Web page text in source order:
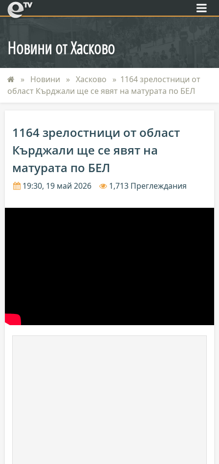
eTV
Новини от Хасково
Новини Хасково
1164 зрелостници от
област Кърджали ще се явят на матурата по БЕЛ
1164 зрелостници от област
Кърджали ще се явят на
матурата по БЕЛ
19:30, 19 май 2026 1,713 Преглеждания